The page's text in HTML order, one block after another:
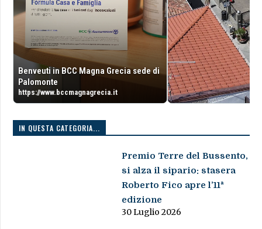
Benveuti in BCC Magna Grecia sede di
Palomonte
https://www.bccmagnagrecia.it
IN QUESTA CATEGORIA...
Premio Terre del Bussento,
si alza il sipario: stasera
Roberto Fico apre l’11ª
edizione
30 Luglio 2026